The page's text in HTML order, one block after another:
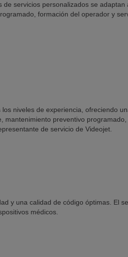
servicios personalizados se
formación del operador y
niveles de experiencia, ofreciendo
preventivo
de servicio de Videojet.
y una calidad de código óptimas. El
médicos.